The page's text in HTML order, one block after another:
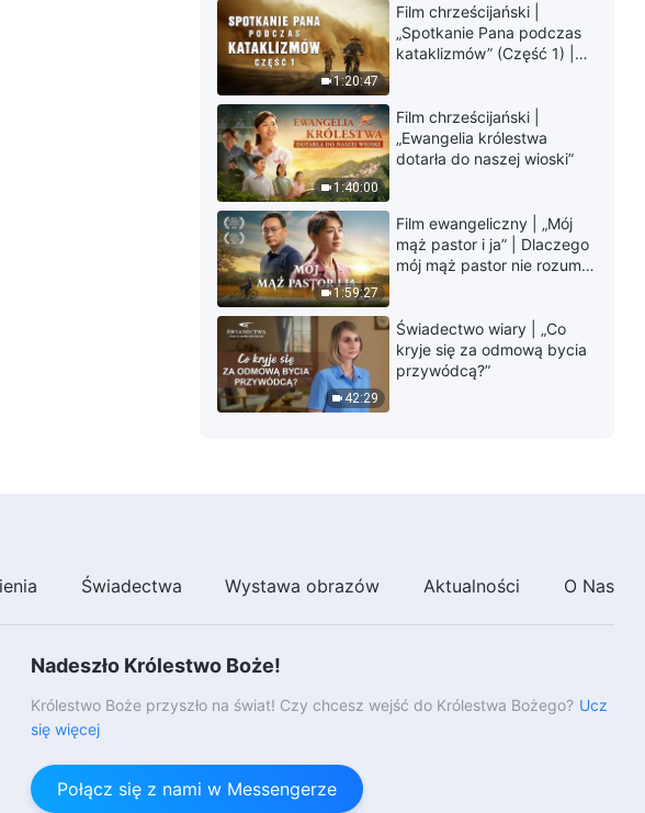
1:20:47
Film chrześcijański |
„Spotkanie Pana podczas
kataklizmów” (Część 1) |
los ludzkości?
1:40:00
Film chrześcijański |
„Ewangelia królestwa
dotarła do naszej wioski”
1:59:27
Film ewangeliczny | „Mój
mąż pastor i ja” | Dlaczego
mój mąż pastor nie rozumie
42:29
Świadectwo wiary | „Co
kryje się za odmową bycia
przywódcą?”
Świadectwa Wystawa obrazów Aktualności O Nas
Nadeszło Królestwo Boże!
Królestwo Boże przyszło na świat! Czy chcesz wejść do Królestwa Bożego? Ucz
się więcej
Połącz się z nami w Messengerze